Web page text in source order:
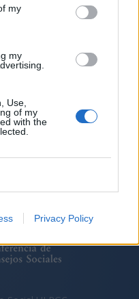
my
my
Use,
of my
with the
Privacy Policy
PLENARIA 230